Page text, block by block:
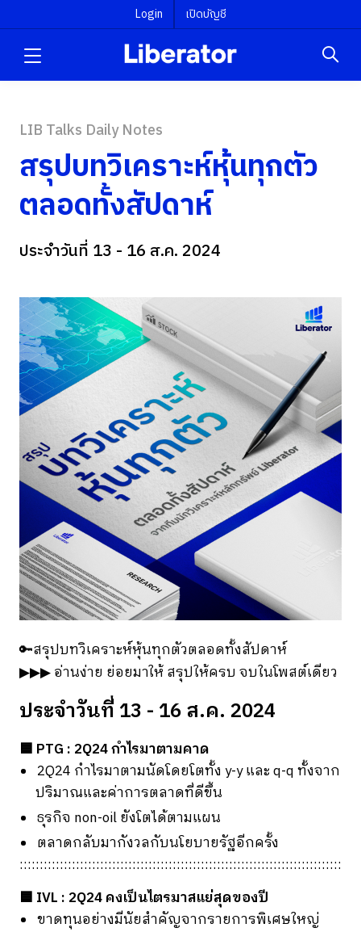
Login เปิดบัญชี
LIB Talks Daily Notes
สรุปบทวิเคราะห์หุ้นทุกตัว
ตลอดทั้งสัปดาห์
ประจำวันที่ 13 - 16 ส.ค. 2024
🔑สรุปบทวิเคราะห์หุ้นทุกตัวตลอดทั้งสัปดาห์
▶▶▶อ่านง่าย ย่อยมาให้ สรุปให้ครบ จบในโพสต์เดียว
ประจำวันที่ 13 - 16 ส.ค. 2024
🟦 PTG : 2Q24 กำไรมาตามคาด
2Q24 กำไรมาตามนัดโดยโตทั้ง y-y และ q-q ทั้งจาก
ปริมาณและค่าการตลาดที่ดีขึ้น
ธุรกิจ non-oil ยังโตได้ตามแผน
ตลาดกลับมากังวลกับนโยบายรัฐอีกครั้ง
::::::::::::::::::::::::::::::::::::::::::::::::::::::::::::::::::::::::::::::::
🟦 IVL : 2Q24 คงเป็นไตรมาสแย่สุดของปี
ขาดทุนอย่างมีนัยสำคัญจากรายการพิเศษใหญ่